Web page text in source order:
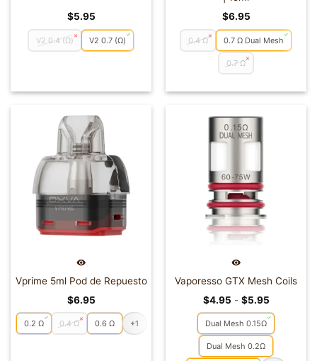
$5.95
V2 0.4 (Ω) V2 0.7 (Ω)
$6.95
0.4 Ω 0.7 Ω Dual Mesh
0.7 Ω
Vprime 5ml Pod de Repuesto
$6.95
0.2 Ω 0.4 Ω 0.6 Ω +1
Vaporesso GTX Mesh Coils
$4.95 - $5.95Rango
precios:
$4.95
$5.95
Dual Mesh 0.15Ω
Dual Mesh 0.2Ω